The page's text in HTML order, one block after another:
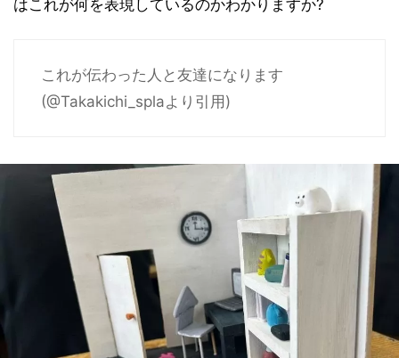
はこれが何を表現しているのかわかりますか?
これが伝わった人と友達になります
(@Takakichi_splaより引用)